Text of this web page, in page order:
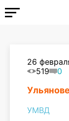
26
519
0
УМВД